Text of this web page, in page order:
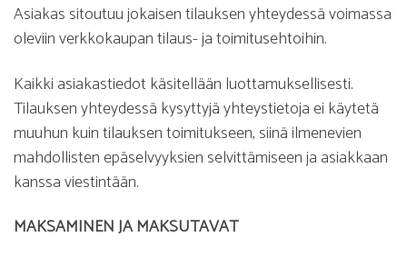
Asiakas sitoutuu jokaisen tilauksen yhteydessä voimassa
oleviin verkkokaupan tilaus- ja toimitusehtoihin.
Kaikki asiakastiedot käsitellään luottamuksellisesti.
Tilauksen yhteydessä kysyttyjä yhteystietoja ei käytetä
muuhun kuin tilauksen toimitukseen, siinä ilmenevien
mahdollisten epäselvyyksien selvittämiseen ja asiakkaan
kanssa viestintään.
MAKSAMINEN JA MAKSUTAVAT